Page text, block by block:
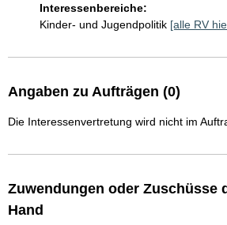
Interessenbereiche:
Kinder- und Jugendpolitik [alle RV
Angaben zu Aufträgen (0)
Die Interessenvertretung wird nicht im
Zuwendungen oder Zuschüsse
Hand